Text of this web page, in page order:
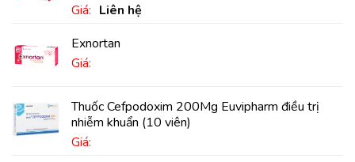
Giá: Liên hệ
Exnortan
Giá:
Thuốc Cefpodoxim 200Mg Euvipharm điều trị
nhiễm khuẩn (10 viên)
Giá: